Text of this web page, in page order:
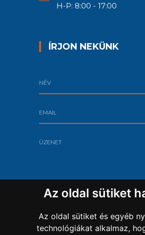
Az oldal sütiket
Az oldal sütiket és egyéb
technológiákat alkalmaz,
H-P: 8:00 - 17:00
ÍRJON NEKÜNK